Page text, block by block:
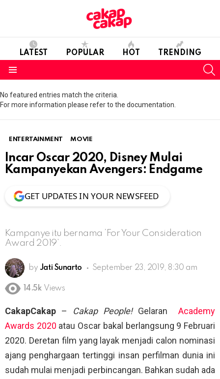
LATEST POPULAR HOT TRENDING
No featured entries match the criteria.
For more information please refer to the documentation.
ENTERTAINMENT MOVIE
Incar Oscar 2020, Disney Mulai
Kampanyekan Avengers: Endgame
GET UPDATES IN YOUR NEWSFEED
Kampanye itu bernama ‘For Your Consideration
Award 2019’.
by Jati Sunarto September 23, 2019, 8:30 am
14.5k Views
CakapCakap – Cakap People!Gelaran
Academy
Awards 2020 atau Oscar bakal berlangsung 9 Februari
2020. Deretan film yang layak menjadi calon nominasi
ajang penghargaan tertinggi insan perfilman dunia ini
sudah mulai menjadi perbincangan. Bahkan sudah ada